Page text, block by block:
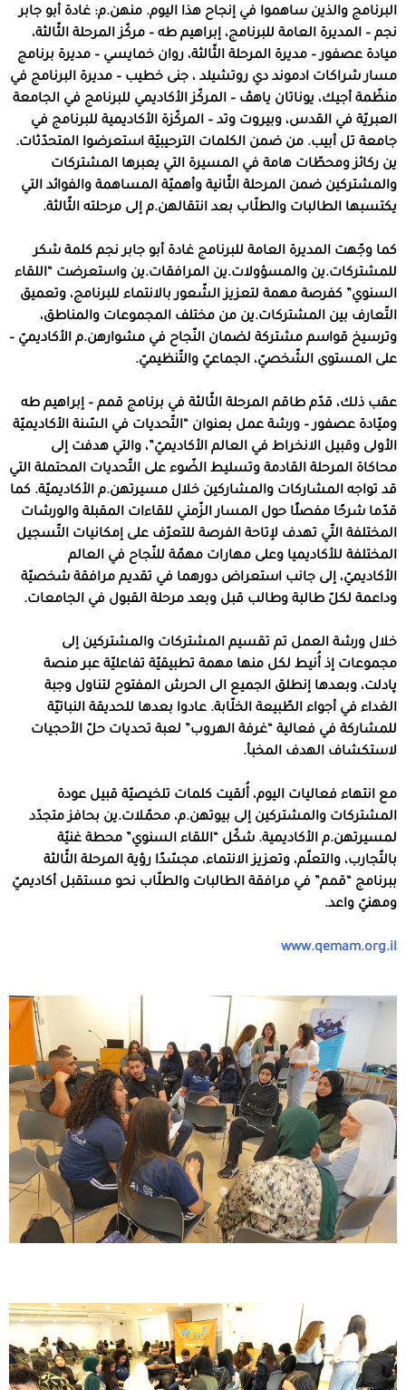
البرنامج والذين ساهموا في إنجاح هذا اليوم. منهن.م: غادة أبو جابر
نجم – المديرة العامة للبرنامج، إبراهيم طه – مركّز المرحلة الثّالثة،
ميادة عصفور – مديرة المرحلة الثّالثة، روان خمايسي – مديرة برنامج
مسار شراكات ادموند دي روتشيلد ، جنى خطيب – مديرة البرنامج في
منظّمة أجيك، يوناتان ياهڤ – المركّز الأكاديمي للبرنامج في الجامعة
العبريّة في القدس، وبيروت وتد – المركّزة الأكاديمية للبرنامج في
جامعة تل أبيب. من ضمن الكلمات الترحيبيّة استعرضوا المتحدّثات.
ين ركائز ومحطّات هامة في المسيرة التي يعبرها المشتركات
والمشتركين ضمن المرحلة الثّانية وأهميّة المساهمة والفوائد التي
يكتسبها الطالبات والطلّاب بعد انتقالهن.م إلى مرحلته الثّالثة.
كما وجّهت المديرة العامة للبرنامج غادة أبو جابر نجم كلمة شكر
للمشتركات.ين والمسؤولات.ين المرافقات.ين واستعرضت “اللقاء
السنوي” كفرصة مهمة لتعزيز الشّعور بالانتماء للبرنامج، وتعميق
التّعارف بين المشتركات.ين من مختلف المجموعات والمناطق،
وترسيخ قواسم مشتركة لضمان النّجاح في مشوارهن.م الأكاديميّ –
على المستوى الشّخصيّ، الجماعيّ والتّنظيميّ.
عقب ذلك، قدّم طاقم المرحلة الثّالثة في برنامج قمم – إبراهيم طه
وميّادة عصفور – ورشة عمل بعنوان “التّحديات في السّنة الأكاديميّة
الأولى وقبيل الانخراط في العالم الأكاديميّ”، والتي هدفت إلى
محاكاة المرحلة القادمة وتسليط الضّوء على التّحديات المحتملة التي
قد تواجه المشاركات والمشاركين خلال مسيرتهن.م الأكاديميّة. كما
قدّما شرحًا مفصلًا حول المسار الزّمني للقاءات المقبلة والورشات
المختلفة التّي تهدف لإتاحة الفرصة للتعرّف على إمكانيات التّسجيل
المختلفة للأكاديميا وعلى مهارات مهمّة للنّجاح في العالم
الأكاديميّ، إلى جانب استعراض دورهما في تقديم مرافقة شخصيّة
وداعمة لكلّ طالبة وطالب قبل وبعد مرحلة القبول في الجامعات.
خلال ورشة العمل تم تقسيم المشتركات والمشتركين إلى
مجموعات إذ أُنيط لكل منها مهمة تطبيقيّة تفاعليّة عبر منصة
پادلت، وبعدها إنطلق الجميع الى الحرش المفتوح لتناول وجبة
الغداء في أجواء الطّبيعة الخلّابة. عادوا بعدها للحديقة النباتيّة
للمشاركة في فعالية “غرفة الهروب” لعبة تحديات حلّ الأحجيات
لاستكشاف الهدف المخبأ.
مع انتهاء فعاليات اليوم، أُلقيت كلمات تلخيصيّة قبيل عودة
المشتركات والمشتركين إلى بيوتهن.م، محمّلات.ين بحافز متجدّد
لمسيرتهن.م الأكاديمية. شكّل “اللقاء السنوي” محطة غنيّة
بالتّجارب، والتعلّم، وتعزيز الانتماء، مجسّدًا رؤية المرحلة الثّالثة
ببرنامج “قمم” في مرافقة الطالبات والطلّاب نحو مستقبل أكاديميّ
ومهنيّ واعد.
www.qemam.org.il